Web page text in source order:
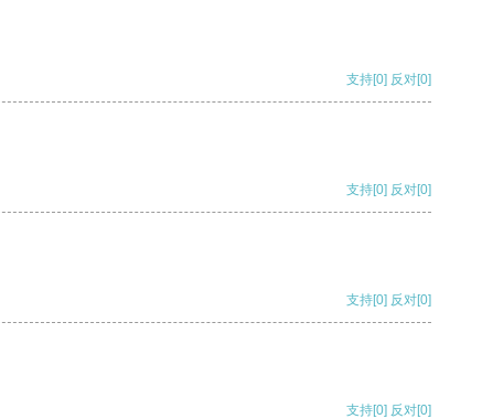
支持[0] 反对[0]
支持[0] 反对[0]
支持[0] 反对[0]
支持[0] 反对[0]